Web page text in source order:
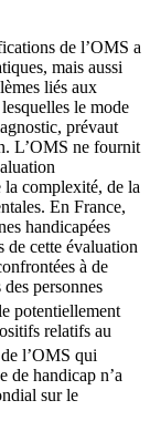
de l’OMS a
mais aussi
liés aux
le mode
prévaut
L’OMS ne fournit
la complexité, de la
En France,
handicapées
cette évaluation
à de
personnes
potentiellement
relatifs au
l’OMS qui
de handicap n’a
sur le